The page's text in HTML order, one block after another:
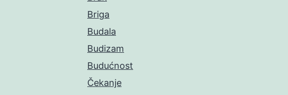
Briga
Budala
Budizam
Budućnost
Čekanje